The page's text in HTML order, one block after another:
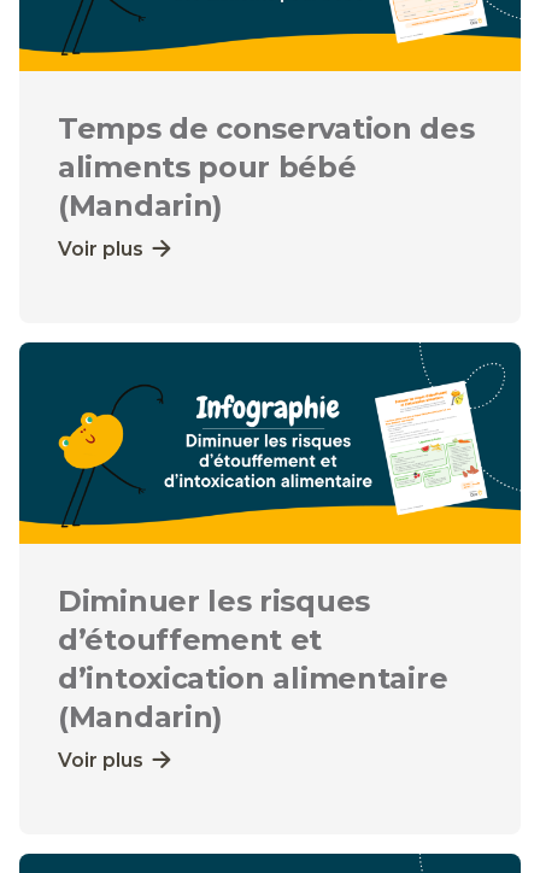
Temps de conservation des
aliments pour bébé
(Mandarin)
Voir plus
Diminuer les risques
d’étouffement et
d’intoxication alimentaire
(Mandarin)
Voir plus